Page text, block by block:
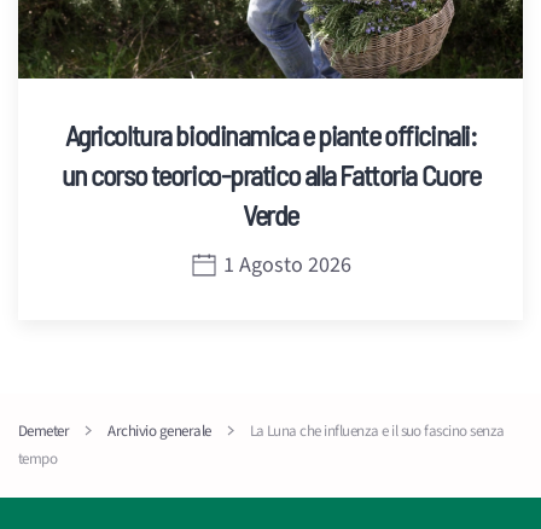
Agricoltura biodinamica e piante officinali:
un corso teorico-pratico alla Fattoria Cuore
Verde
1 Agosto 2026
Demeter Archivio generale
La Luna che influenza e il suo fascino senza
tempo